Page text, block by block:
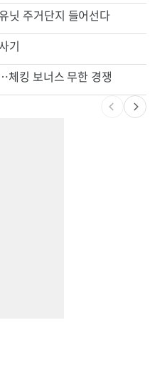
닛 주거단지 들어선다
기
킹 보너스 무한 경쟁